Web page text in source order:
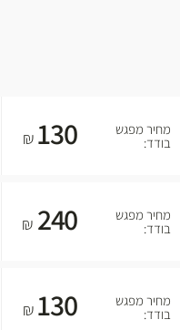
מחיר מפגש
בודד: ₪ 130
מחיר מפגש
בודד: ₪ 240
מחיר מפגש
בודד: ₪ 130